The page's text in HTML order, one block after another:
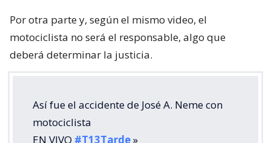
Por otra parte y, según el mismo video, el
motociclista no será el responsable, algo que
deberá determinar la justicia.
Así fue el accidente de José A. Neme con
motociclista
EN VIVO #T13Tarde»